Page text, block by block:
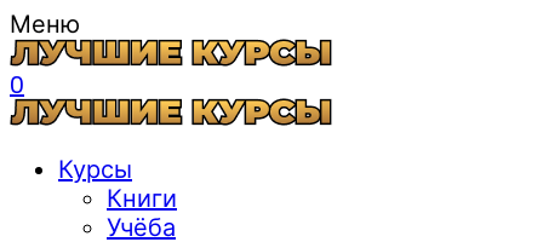
Меню
0
Курсы
Книги
Учёба